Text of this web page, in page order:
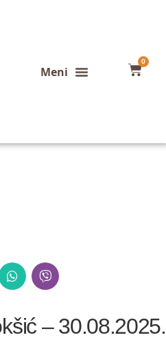
0
– 30.08.2025.